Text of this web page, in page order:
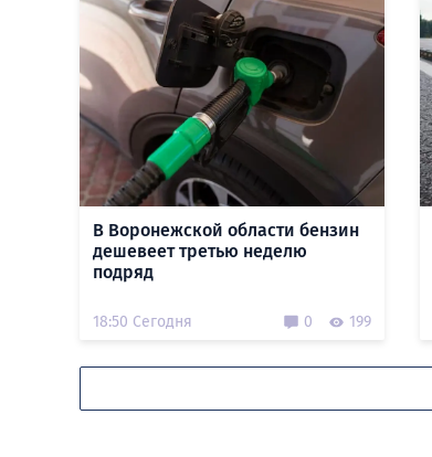
В Воронежской области бензин
дешевеет третью неделю
подряд
18:50 Сегодня 0 199